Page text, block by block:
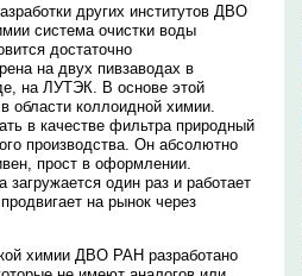
других институтов ДВО
система очистки воды
достаточно
на двух пивзаводах в
на ЛУТЭК. В основе этой
области коллоидной химии.
в качестве фильтра природный
производства. Он абсолютно
прост в оформлении.
загружается один раз и работает
на рынок через
химии ДВО РАН разработано